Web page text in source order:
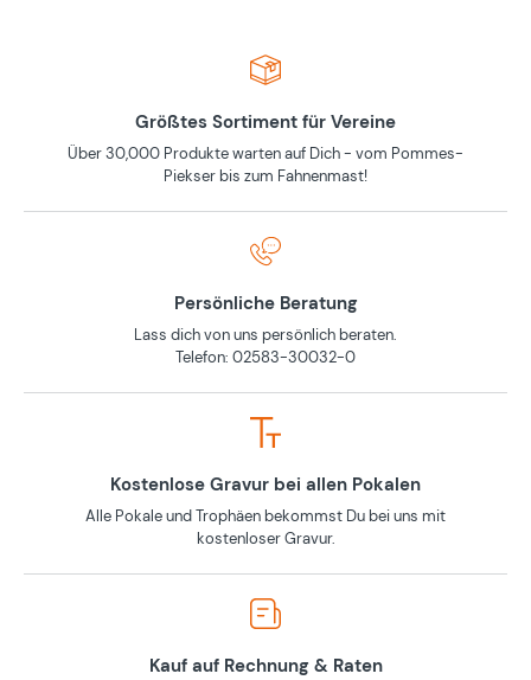
Größtes Sortiment für Vereine
Über 30,000 Produkte warten auf Dich - vom Pommes-
Piekser bis zum Fahnenmast!
Persönliche Beratung
Lass dich von uns persönlich beraten.
Telefon: 02583-30032-0
Kostenlose Gravur bei allen Pokalen
Alle Pokale und Trophäen bekommst Du bei uns mit
kostenloser Gravur.
Kauf auf Rechnung & Raten